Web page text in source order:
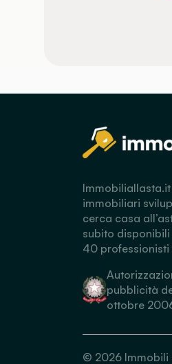
immobiliari
cerca casa
subito
40
pubblicità
ottobre
© 2026 Immobili